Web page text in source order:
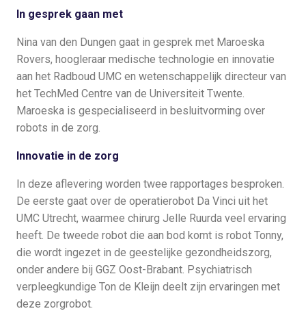
In gesprek gaan met
Nina van den Dungen gaat in gesprek met Maroeska
Rovers, hoogleraar medische technologie en innovatie
aan het Radboud UMC en wetenschappelijk directeur van
het TechMed Centre van de Universiteit Twente.
Maroeska is gespecialiseerd in besluitvorming over
robots in de zorg.
Innovatie in de zorg
In deze aflevering worden twee rapportages besproken.
De eerste gaat over de operatierobot Da Vinci uit het
UMC Utrecht, waarmee chirurg Jelle Ruurda veel ervaring
heeft. De tweede robot die aan bod komt is robot Tonny,
die wordt ingezet in de geestelijke gezondheidszorg,
onder andere bij GGZ Oost-Brabant. Psychiatrisch
verpleegkundige Ton de Kleijn deelt zijn ervaringen met
deze zorgrobot.